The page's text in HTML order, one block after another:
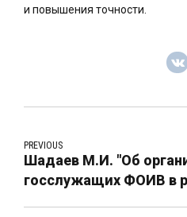
и повышения точности.
PREVIOUS
Шадаев М.И. "Об
госслужащих ФОИВ в